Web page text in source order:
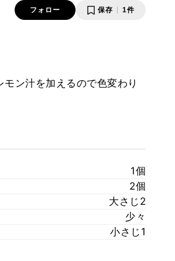
フォロー 保存 1件
ン汁を加えるので色変わり
1個
2個
大さじ2
少々
小さじ1